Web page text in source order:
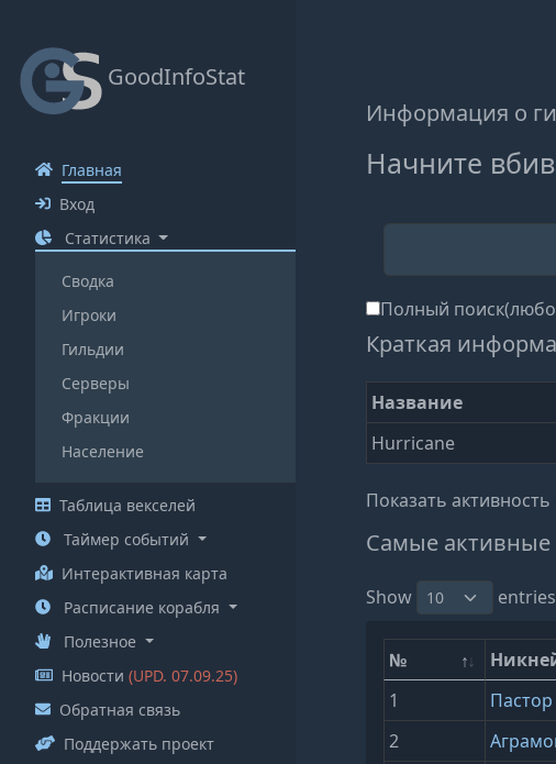
GoodInfoStat
Главная
Вход
Статистика
Сводка
Игроки
Гильдии
Серверы
Фракции
Население
Таблица векселей
Таймер событий
Интерактивная карта
Расписание корабля
Полезное
Новости (UPD. 07.09.25)
Обратная связь
Поддержать проект
Информация о
Начните
Полный
Краткая
Название
Hurricane
Показать активность
Самые активные
Show entries
№
1
Пастор
2